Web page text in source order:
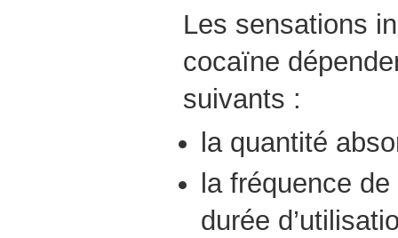
Les sensations
cocaïne
suivants :
la quantité
la fréquence
durée